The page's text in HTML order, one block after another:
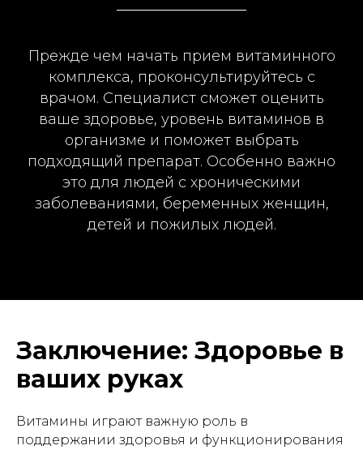
Прежде чем начать прием витаминного
комплекса, проконсультируйтесь с
врачом. Специалист сможет оценить
ваше здоровье, уровень витаминов в
организме и поможет выбрать
подходящий препарат. Особенно важно
это для людей с хроническими
заболеваниями, беременных женщин,
детей и пожилых людей.
Заключение: Здоровье в
ваших руках
Витамины играют важную роль в
поддержании здоровья и функционирования